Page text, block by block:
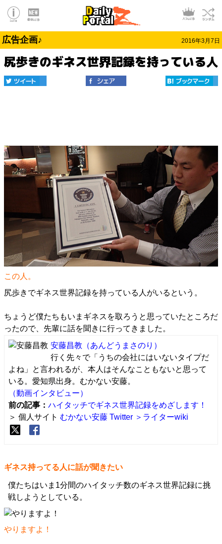
広告企画♪ 2016年3月7日
尻歩きのギネス世界記録を持っている人
この人。
尻歩きでギネス世界記録を持っている人がいるという。
ちょうど僕たちもいまギネスを取ろうと思っていたところだ
ったので、先輩に話を聞きに行ってきました。
安藤昌教 （あんどうまさのり）
行く先々で「うちの会社にはいないタイプだ
よね」と言われるが、本人はそんなこともないと思って
いる。愛知県出身。むかない安藤。
（動画インタビュー）
前の記事： ハイタッチでギネス世界記録をめざします！
＞ 個人サイト むかない安藤 Twitter ＞ライターwiki
ギネス持ってる人に話が聞きたい
僕たちはいま1分間のハイタッチ数のギネス世界記録に挑
戦しようとしている。
やりますよ！